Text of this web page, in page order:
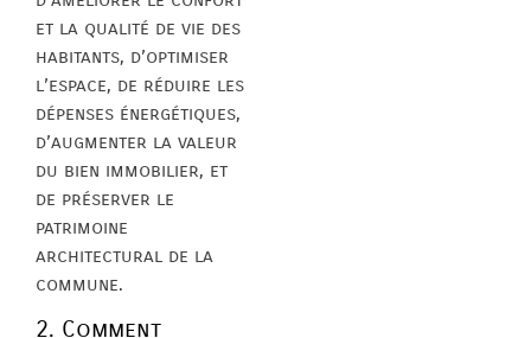
et la qualité de vie des
habitants, d’optimiser
l’espace, de réduire les
dépenses énergétiques,
d’augmenter la valeur
du bien immobilier, et
de préserver le
patrimoine
architectural de la
commune.
2. Comment